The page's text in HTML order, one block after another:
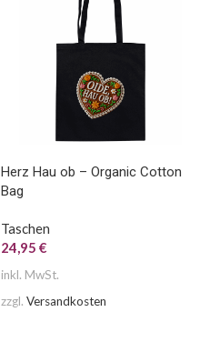
Herz Hau ob – Organic Cotton
Bag
Taschen
24,95 €
inkl. MwSt.
zzgl. Versandkosten